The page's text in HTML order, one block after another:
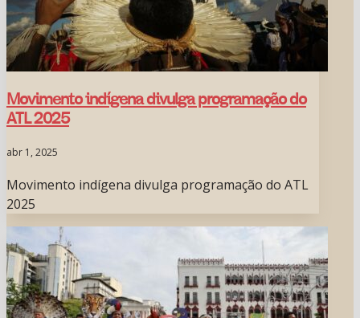
Movimento indígena divulga programação do
ATL 2025
abr 1, 2025
Movimento indígena divulga programação do ATL
2025